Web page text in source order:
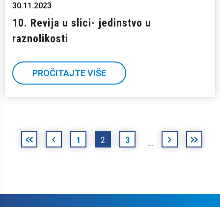
30.11.2023
10. Revija u slici- jedinstvo u
raznolikosti
PROČITAJTE VIŠE
«
‹ 1 2 3 … ›